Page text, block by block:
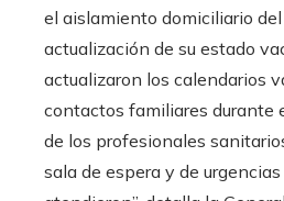
el aislamiento domiciliario
actualización de su estado
actualizaron los calendarios
contactos familiares durante
de los profesionales
sala de espera y de